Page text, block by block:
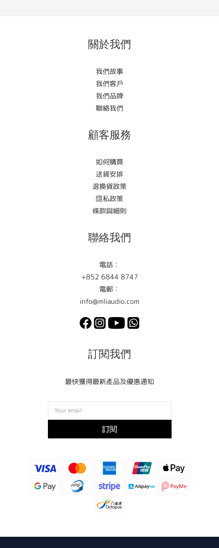
關於我們
我們故事
我們客戶
我們品牌
聯絡我們
顧客服務
如何購買
送貨安排
退換貨政策
隱私政策
條款與細則
聯絡我們
電話：
+852 6844 8747
電郵：
info@mliaudio.com
訂閱我們
最快獲得最新產品及優惠通知
訂閱